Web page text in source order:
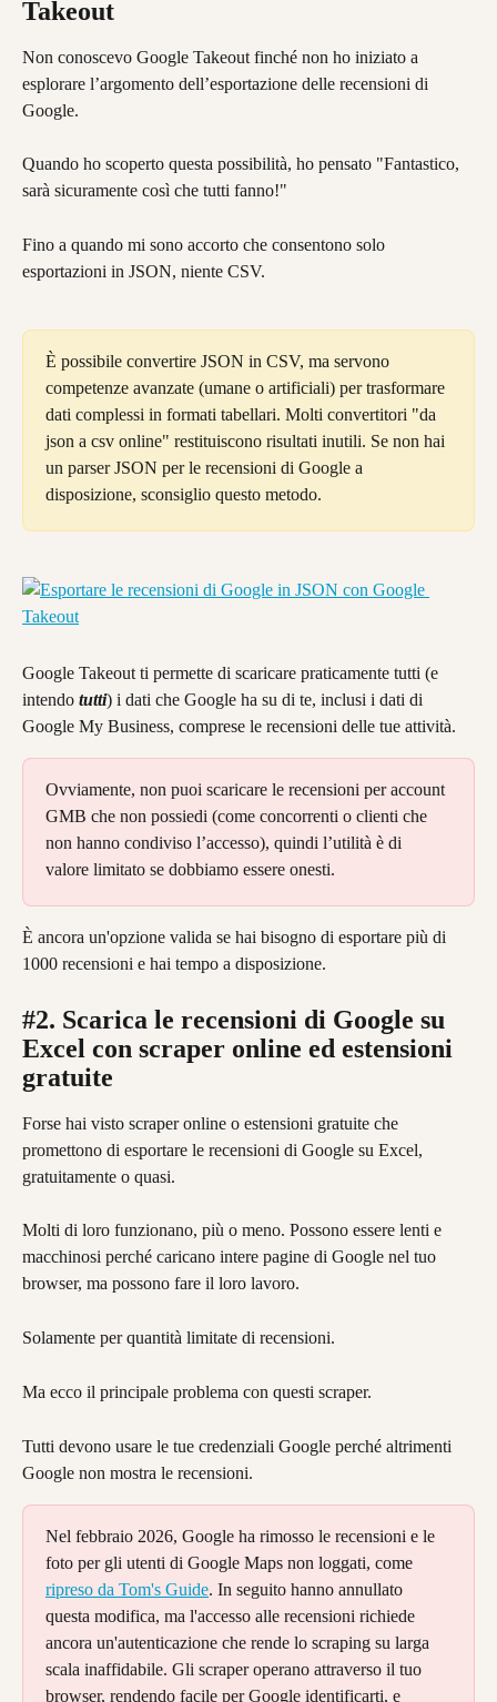
Takeout
Non conoscevo Google Takeout finché non ho iniziato a
esplorare l’argomento dell’esportazione delle recensioni di
Google.
Quando ho scoperto questa possibilità, ho pensato "Fantastico,
sarà sicuramente così che tutti fanno!"
Fino a quando mi sono accorto che consentono solo
esportazioni in JSON, niente CSV.
È possibile convertire JSON in CSV, ma servono
competenze avanzate (umane o artificiali) per trasformare
dati complessi in formati tabellari. Molti convertitori "da
json a csv online" restituiscono risultati inutili. Se non hai
un parser JSON per le recensioni di Google a
disposizione, sconsiglio questo metodo.
Google Takeout ti permette di scaricare praticamente tutti (e
intendo tutti) i dati che Google ha su di te, inclusi i dati di
Google My Business, comprese le recensioni delle tue attività.
Ovviamente, non puoi scaricare le recensioni per account
GMB che non possiedi (come concorrenti o clienti che
non hanno condiviso l’accesso), quindi l’utilità è di
valore limitato se dobbiamo essere onesti.
È ancora un'opzione valida se hai bisogno di esportare più di
1000 recensioni e hai tempo a disposizione.
#2. Scarica le recensioni di Google su
Excel con scraper online ed estensioni
gratuite
Forse hai visto scraper online o estensioni gratuite che
promettono di esportare le recensioni di Google su Excel,
gratuitamente o quasi.
Molti di loro funzionano, più o meno. Possono essere lenti e
macchinosi perché caricano intere pagine di Google nel tuo
browser, ma possono fare il loro lavoro.
Solamente per quantità limitate di recensioni.
Ma ecco il principale problema con questi scraper.
Tutti devono usare le tue credenziali Google perché altrimenti
Google non mostra le recensioni.
Nel febbraio 2026, Google ha rimosso le recensioni e le
foto per gli utenti di Google Maps non loggati, come
ripreso da Tom's Guide. In seguito hanno annullato
questa modifica, ma l'accesso alle recensioni richiede
ancora un'autenticazione che rende lo scraping su larga
scala inaffidabile. Gli scraper operano attraverso il tuo
browser, rendendo facile per Google identificarti, e